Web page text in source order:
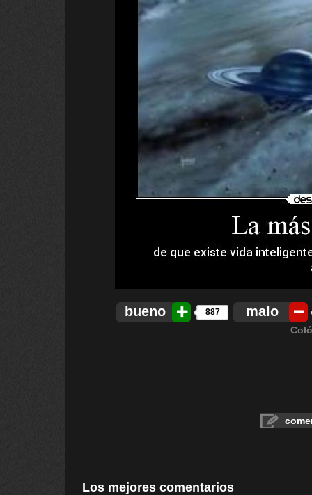
bueno 887 malo
Los mejores comentarios